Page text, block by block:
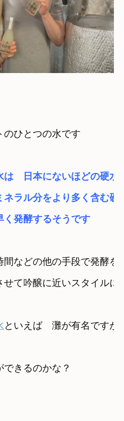
のひとつの水です
は　日本にないほどの硬水
ネラル分をより多く含む硬
く発酵するそうです
間などの他の手段で発酵を
せて吟醸に近いスタイルに
といえば　灘が有名ですが
きるのかな？